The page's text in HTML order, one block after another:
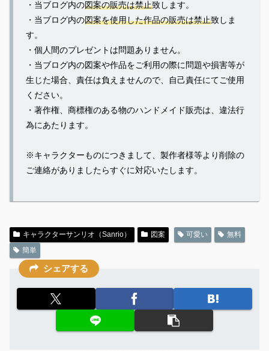
・当ブログ内の図案の販売は禁止致します。
・当ブログ内の図案を使用した作品の販売は禁止致しま
す。
・個人間のプレゼントは問題ありません。
・当ブログ内の図案や作品をご利用の際に問題や損害等が
生じた場合、責任は負えませんので、自己責任にてご使用
ください。
・著作権、商標権のある物のハンドメイド販売は、違法行
為にあたります。
※キャラクターものにつきまして、製作者様等より削除の
ご連絡がありましたらすぐに対応いたします。
キャラクターサンリオ（Sanrio） 図案 可愛い
無料
簡単
シェアする